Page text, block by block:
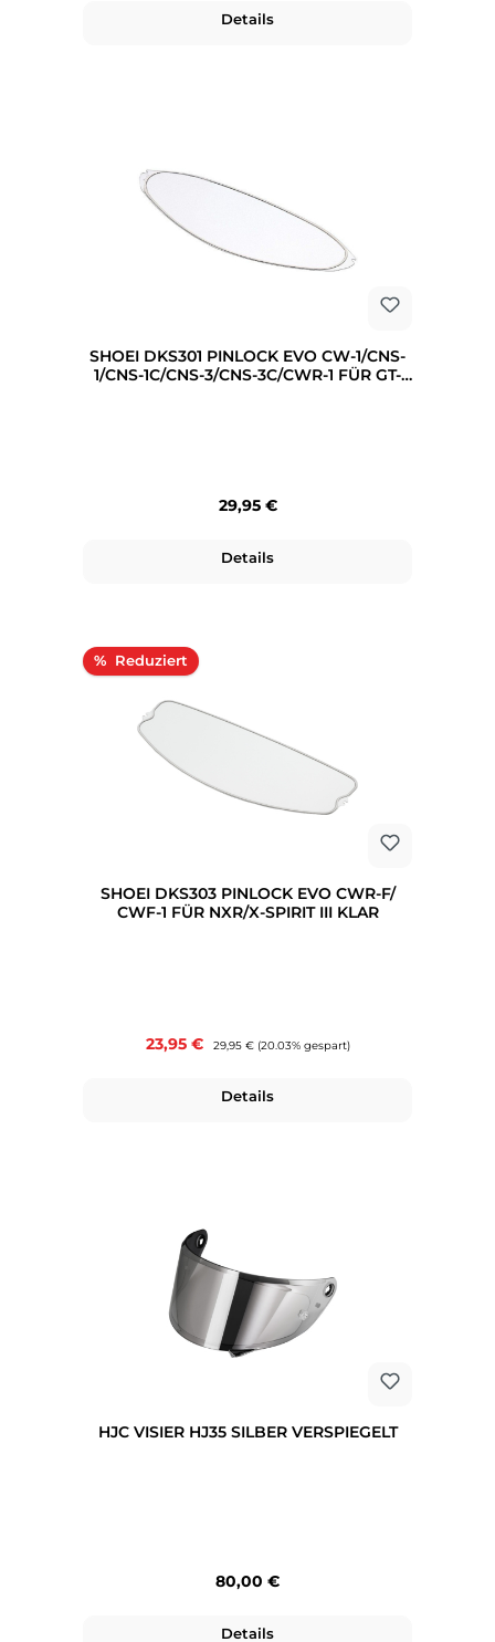
Details
SHOEI DKS301 PINLOCK EVO CW-1/CNS-
1/CNS-1C/CNS-3/CNS-3C/CWR-1 FÜR GT-
Regulärer Preis:
29,95 €
Details
% Rabatt
SHOEI DKS303 PINLOCK EVO CWR-F/
CWF-1 FÜR NXR/X-SPIRIT III KLAR
Verkaufspreis:
23,95 € Regulärer Preis:
29,95 € (20.03% gespart)
Details
HJC VISIER HJ35 SILBER VERSPIEGELT
Regulärer Preis:
80,00 €
Details